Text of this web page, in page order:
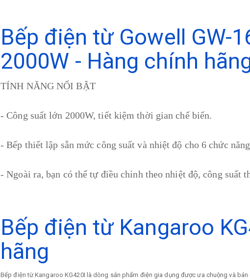
Bếp điện từ Gowell GW-
2000W - Hàng chính
TÍNH NĂNG NỔI BẬT
- Công suất lớn 2000W, tiết kiệm thời gian chế biến.
- Bếp thiết lập sẵn mức công suất và nhiệt độ cho 6 chức
- Ngoài ra, bạn có thể tự điều chỉnh theo nhiệt độ, công suất
Bếp điện từ Kangaroo
hãng
Bếp điện từ Kangaroo KG420I là dòng sản phẩm điện gia dụng được ưa chuộng và